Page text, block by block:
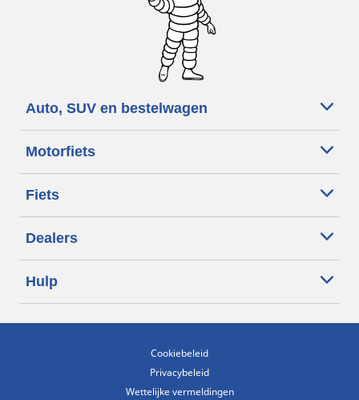
Auto, SUV en bestelwagen
Motorfiets
Fiets
Dealers
Hulp
Cookiebeleid
Privacybeleid
Wettelijke vermeldingen